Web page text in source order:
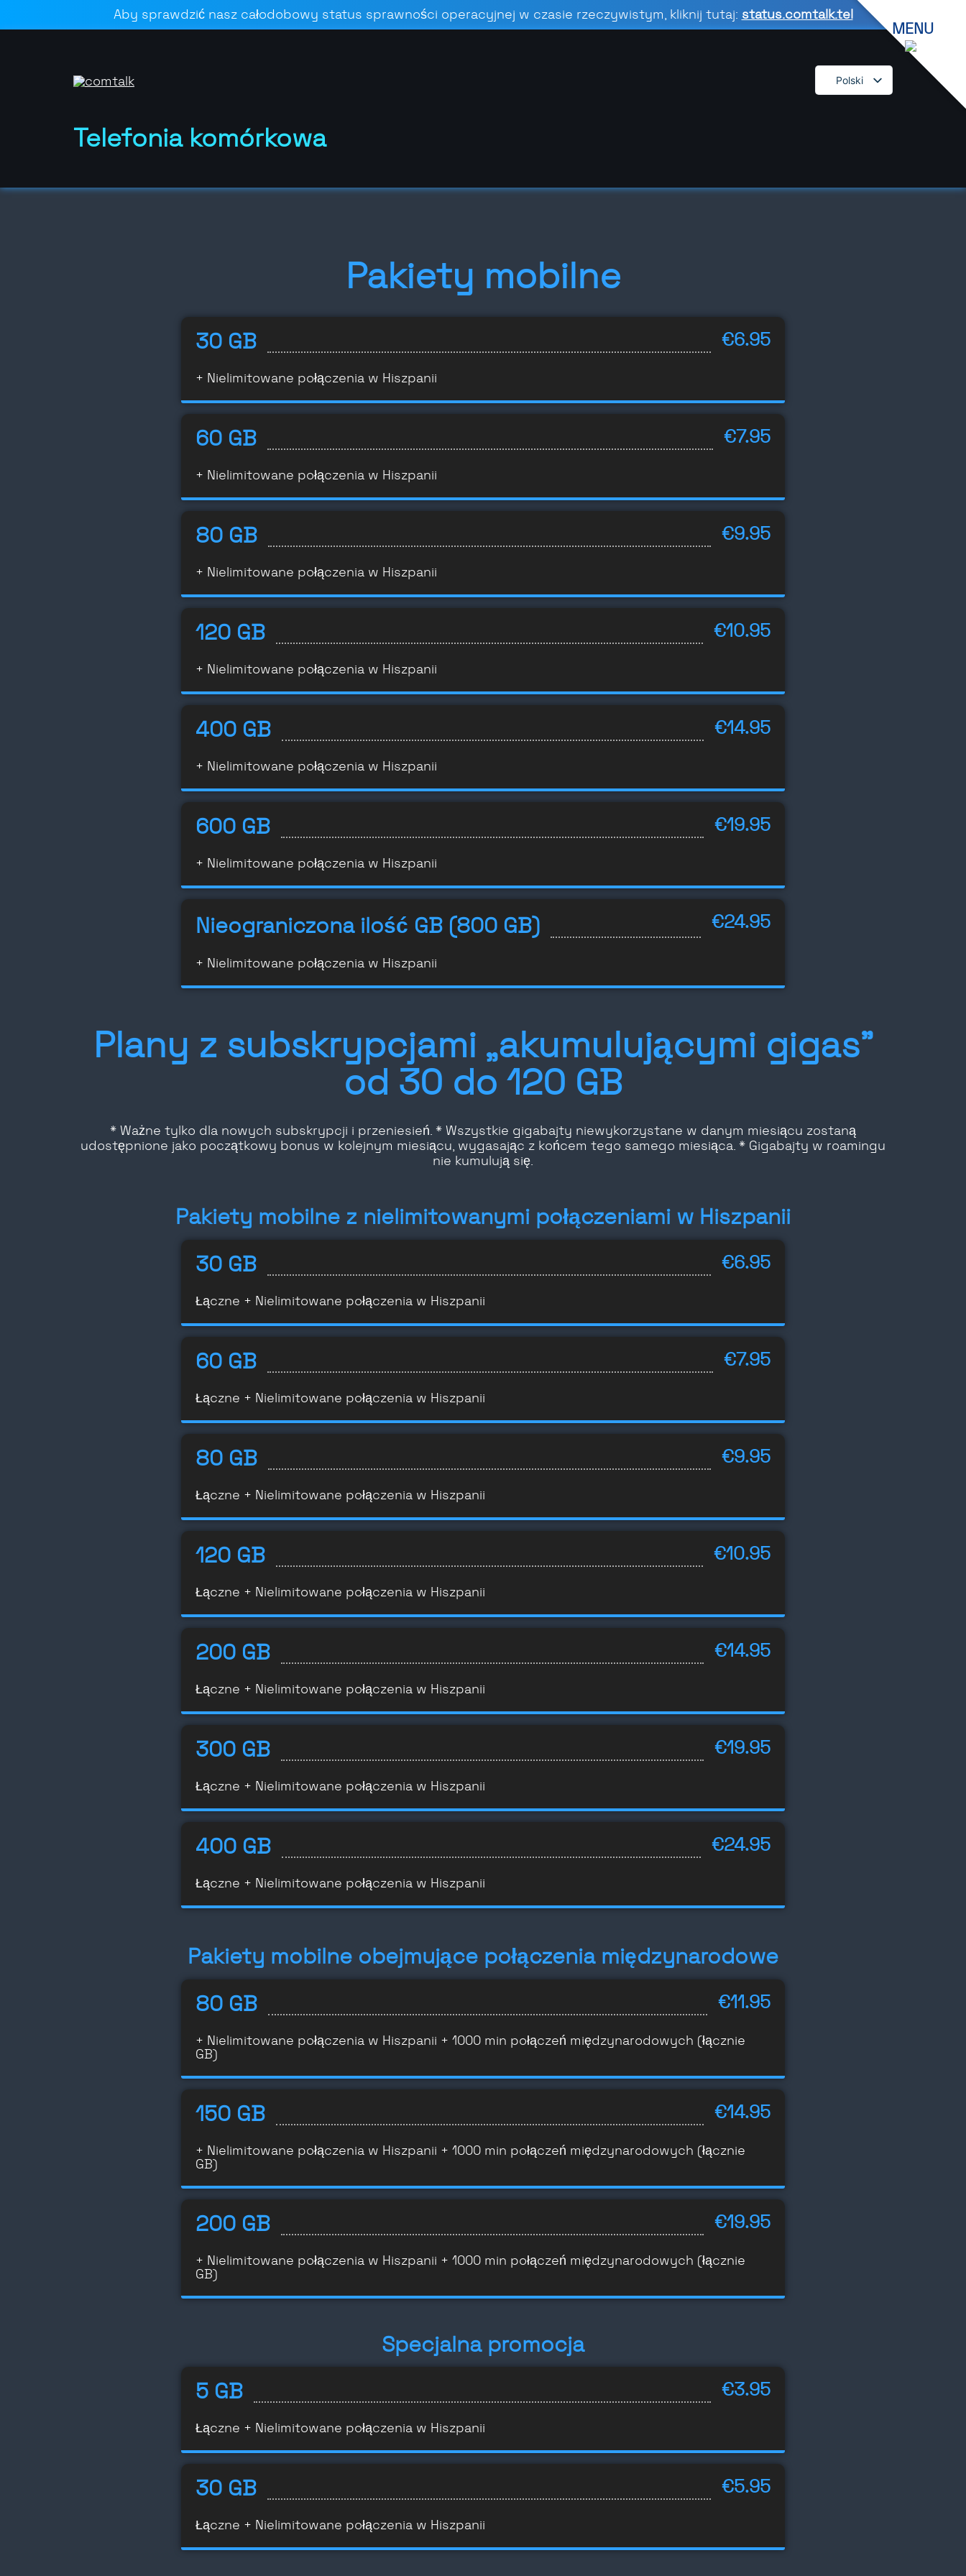
Aby sprawdzić nasz całodobowy status sprawności operacyjnej w czasie rzeczywistym, kliknij tutaj: status.comtalk.tel
Polski
Telefonia komórkowa
MENU
Pakiety mobilne
30 GB €6.95
+ Nielimitowane połączenia w Hiszpanii
60 GB €7.95
+ Nielimitowane połączenia w Hiszpanii
80 GB €9.95
+ Nielimitowane połączenia w Hiszpanii
120 GB €10.95
+ Nielimitowane połączenia w Hiszpanii
400 GB €14.95
+ Nielimitowane połączenia w Hiszpanii
600 GB €19.95
+ Nielimitowane połączenia w Hiszpanii
Nieograniczona ilość GB (800 GB) €24.95
+ Nielimitowane połączenia w Hiszpanii
Plany z subskrypcjami „akumulującymi gigas”
od 30 do 120 GB
* Ważne tylko dla nowych subskrypcji i przeniesień. * Wszystkie gigabajty niewykorzystane w danym miesiącu zostaną
udostępnione jako początkowy bonus w kolejnym miesiącu, wygasając z końcem tego samego miesiąca. * Gigabajty w roamingu
nie kumulują się.
Pakiety mobilne z nielimitowanymi połączeniami w Hiszpanii
30 GB €6.95
Łączne + Nielimitowane połączenia w Hiszpanii
60 GB €7.95
Łączne + Nielimitowane połączenia w Hiszpanii
80 GB €9.95
Łączne + Nielimitowane połączenia w Hiszpanii
120 GB €10.95
Łączne + Nielimitowane połączenia w Hiszpanii
200 GB €14.95
Łączne + Nielimitowane połączenia w Hiszpanii
300 GB €19.95
Łączne + Nielimitowane połączenia w Hiszpanii
400 GB €24.95
Łączne + Nielimitowane połączenia w Hiszpanii
Pakiety mobilne obejmujące połączenia międzynarodowe
80 GB €11.95
+ Nielimitowane połączenia w Hiszpanii + 1000 min połączeń międzynarodowych (łącznie
GB)
150 GB €14.95
+ Nielimitowane połączenia w Hiszpanii + 1000 min połączeń międzynarodowych (łącznie
GB)
200 GB €19.95
+ Nielimitowane połączenia w Hiszpanii + 1000 min połączeń międzynarodowych (łącznie
GB)
Specjalna promocja
5 GB €3.95
Łączne + Nielimitowane połączenia w Hiszpanii
30 GB €5.95
Łączne + Nielimitowane połączenia w Hiszpanii